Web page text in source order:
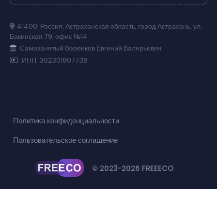
41400, Россия, Астраханская область, город Астрахань, ул.
Бакинская 79, офис №14
Самозанятый Веренков Евгений Валерьевич
ИНН: 302301807738
© 2023-2026 FREEECO
Политика конфиденциальности
Пользовательское соглашение